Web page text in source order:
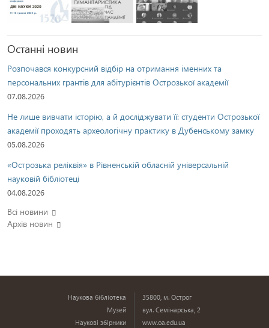
Останні новин
Розпочався конкурсний відбір на отримання іменних та
персональних грантів для абітурієнтів Острозької академії
07.08.2026
Не лише вивчати історію, а й досліджувати її: студенти Острозької
академії проходять археологічну практику в Дубенському замку
05.08.2026
«Острозька реліквія» в Рівненській обласній універсальній
науковій бібліотеці
04.08.2026
Всі новини
Архів новин
Наукова бібліотека
Музей
Наукові збірники
35800, м. Острог
вул. Семінарська, 2
www.oa.edu.ua